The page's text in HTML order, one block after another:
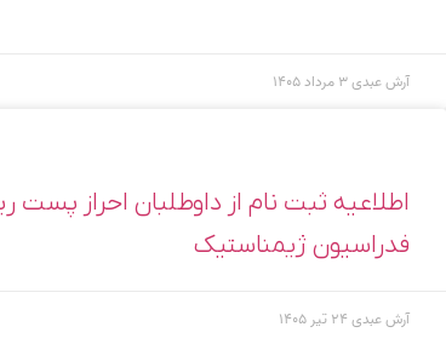
آرش عبدی۳ مرداد ۱۴۰۵
اطلاعیه ثبت نام از داوطلبان احراز
فدراسیون ژیمناستیک
آرش عبدی ۲۴ تیر ۱۴۰۵